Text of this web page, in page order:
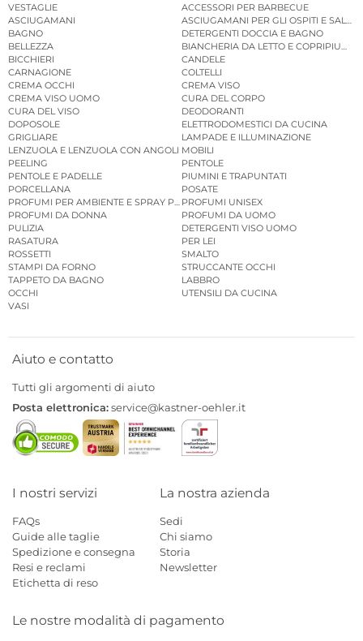
VESTAGLIE
ACCESSORI PER BARBECUE
ASCIUGAMANI
ASCIUGAMANI PER GLI OSPITI E
BAGNO
DETERGENTI DOCCIA E BAGNO
BELLEZZA
BIANCHERIA DA LETTO E COPRIPIUMINI
BICCHIERI
CANDELE
CARNAGIONE
COLTELLI
CREMA OCCHI
CREMA VISO
CREMA VISO UOMO
CURA DEL CORPO
CURA DEL VISO
DEODORANTI
DOPOSOLE
ELETTRODOMESTICI DA CUCINA
GRIGLIARE
LAMPADE E ILLUMINAZIONE
LENZUOLA E LENZUOLA CON ANGOLI MOBILI
PEELING
PENTOLE
PENTOLE E PADELLE
PIUMINI E TRAPUNTATI
PORCELLANA
POSATE
PROFUMI PER AMBIENTE E SPRAY PER AMBIENTE
PROFUMI UNISEX
PROFUMI DA DONNA
PROFUMI DA UOMO
PULIZIA
DETERGENTI VISO UOMO
RASATURA
PER LEI
ROSSETTI
SMALTO
STAMPI DA FORNO
STRUCCANTE OCCHI
TAPPETO DA BAGNO
LABBRO
OCCHI
UTENSILI DA CUCINA
VASI
Aiuto e contatto
Tutti gli argomenti di aiuto
Posta elettronica:service@kastner-oehler.it
I nostri servizi
FAQs
Guide alle taglie
Spedizione e consegna
Resi e reclami
Etichetta di reso
La nostra azienda
Sedi
Chi siamo
Storia
Newsletter
Le nostre modalità di pagamento